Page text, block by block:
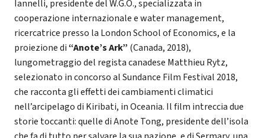
Iannelli, presidente del W.G.O., specializzata in
cooperazione internazionale e water management,
ricercatrice presso la London School of Economics, e la
proiezione di“Anote’s Ark” (Canada, 2018),
lungometraggio del regista canadese Matthieu Rytz,
selezionato in concorso al Sundance Film Festival 2018,
che racconta gli effetti dei cambiamenti climatici
nell’arcipelago di Kiribati, in Oceania. Il film intreccia due
storie toccanti: quelle di Anote Tong, presidente dell’isola